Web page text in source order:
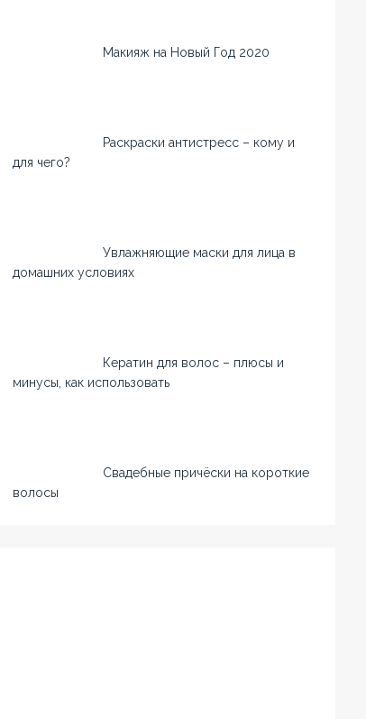
Макияж на Новый Год 2020
Раскраски антистресс – кому и
для чего?
Увлажняющие маски для лица в
домашних условиях
Кератин для волос – плюсы и
минусы, как использовать
Свадебные причёски на короткие
волосы